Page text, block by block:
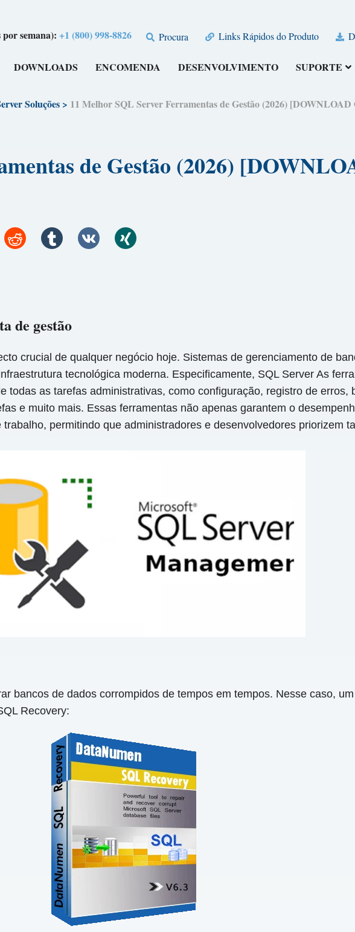
por semana):+1 (800) 998-8826 Procura Links Rápidos do Produto
DOWNLOADS ENCOMENDA DESENVOLVIMENTO SUPORTE
Soluções> 11 Melhor SQL Server Ferramentas de Gestão (2026)
de Gestão (2026)
de gestão
crucial de qualquer negócio hoje. Sistemas de gerenciamento de
tecnológica moderna. Especificamente, SQL Server As
todas as tarefas administrativas, como configuração, registro de erros,
e muito mais. Essas ferramentas não apenas garantem o
permitindo que administradores e desenvolvedores priorizem
bancos de dados corrompidos de tempos em tempos. Nesse caso,
Recovery: